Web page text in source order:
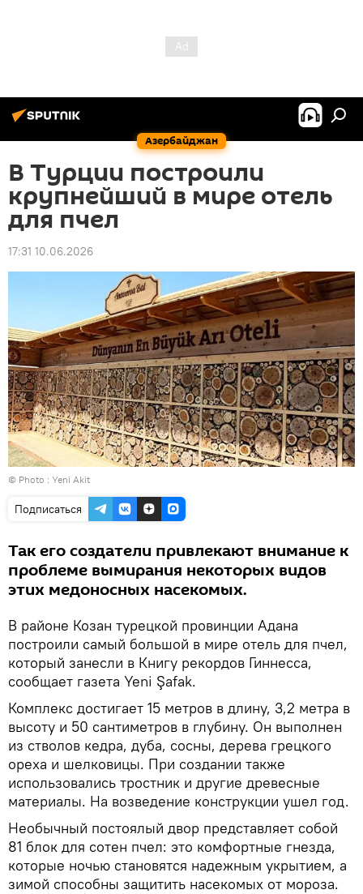
Азербайджан
В Турции построили
крупнейший в мире отель
для пчел
17:31 10.06.2026
© Photo : Yeni Akit
Подписаться
Так его создатели привлекают внимание к
проблеме вымирания некоторых видов
этих медоносных насекомых.
В районе Козан турецкой провинции Адана
построили самый большой в мире отель для пчел,
который занесли в Книгу рекордов Гиннесса,
сообщает газета Yeni Şafak.
Комплекс достигает 15 метров в длину, 3,2 метра в
высоту и 50 сантиметров в глубину. Он выполнен
из стволов кедра, дуба, сосны, дерева грецкого
ореха и шелковицы. При создании также
использовались тростник и другие древесные
материалы. На возведение конструкции ушел год.
Необычный постоялый двор представляет собой
81 блок для сотен пчел: это комфортные гнезда,
которые ночью становятся надежным укрытием, а
зимой способны защитить насекомых от мороза.